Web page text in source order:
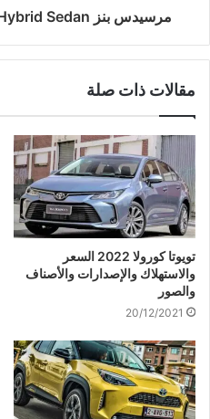
مرسيدس بنز C350e AMG Dynamic Hybrid Sedan
مقالات ذات صلة
تويوتا كورولا 2022 السعر
والاستهلاك والإصدارات والأصناف
والصور
20/12/2021